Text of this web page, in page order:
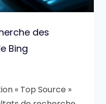
des
Bing
« Top Source »